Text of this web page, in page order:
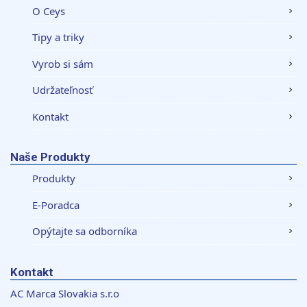
O Ceys
Tipy a triky
Vyrob si sám
Udržateľnosť
Kontakt
Naše Produkty
Produkty
E-Poradca
Opýtajte sa odborníka
Kontakt
AC Marca Slovakia s.r.o